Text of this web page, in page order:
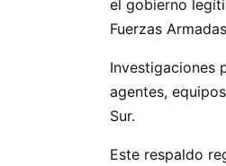
el gobierno
Fuerzas
Investigaciones
agentes,
Sur.
Este respaldo